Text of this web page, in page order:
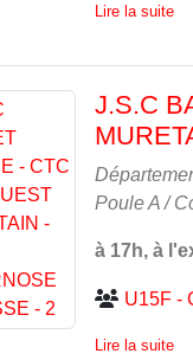
Lire la suite
J.S.C
Poule A /
à 17h, à
U15F -
Lire la suite